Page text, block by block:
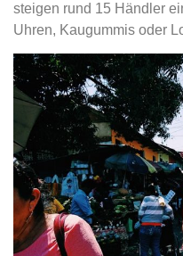
steigen rund 15 Händler
Uhren, Kaugummis oder